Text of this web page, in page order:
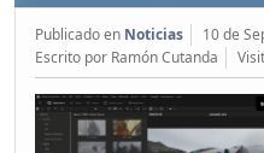
Publicado en Noticias
10 de
Escrito por Ramón Cutanda